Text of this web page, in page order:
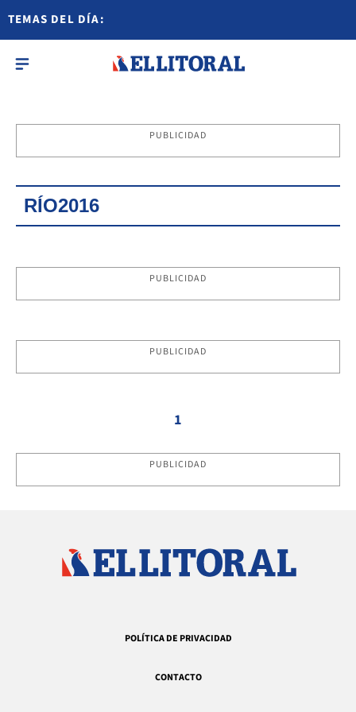
TEMAS DEL DÍA:
PUBLICIDAD
RÍO2016
PUBLICIDAD
PUBLICIDAD
1
PUBLICIDAD
POLÍTICA DE PRIVACIDAD
CONTACTO